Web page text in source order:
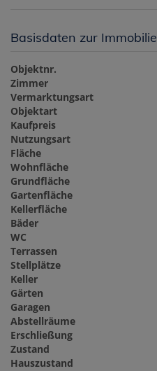
Basisdaten zur Immobilie
Objektnr.
Zimmer
Vermarktungsart
Objektart
Kaufpreis
Nutzungsart
Fläche
Wohnfläche
Grundfläche
Gartenfläche
Kellerfläche
Bäder
WC
Terrassen
Stellplätze
Keller
Gärten
Garagen
Abstellräume
Erschließung
Zustand
Hauszustand